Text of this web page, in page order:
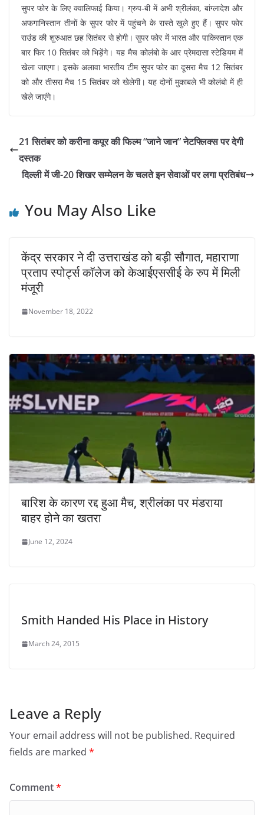
सुपर फोर के लिए क्वालिफाई किया। ग्रुप-बी में अभी श्रीलंका, बांग्लादेश और
अफगानिस्तान तीनों के सुपर फोर में पहुंचने के रास्ते खुले हुए हैं। सुपर फोर
राउंड की शुरुआत छह सितंबर से होगी। सुपर फोर में भारत और पाकिस्तान एक
बार फिर 10 सितंबर को भिड़ेंगे। यह मैच कोलंबो के आर प्रेमदासा स्टेडियम में
खेला जाएगा। इसके अलावा भारतीय टीम सुपर फोर का दूसरा मैच 12 सितंबर
को और तीसरा मैच 15 सितंबर को खेलेगी। यह दोनों मुकाबले भी कोलंबो में ही
खेले जाएंगे।
21 सितंबर को करीना कपूर की फिल्म “जाने जान” नेटफ्लिक्स पर देगी
दस्तक
दिल्ली में जी-20 शिखर सम्मेलन के चलते इन सेवाओं पर लगा प्रतिबंध
You May Also Like
केंद्र सरकार ने दी उत्तराखंड को बड़ी सौगात, महाराणा
प्रताप स्पोर्ट्स कॉलेज को केआईएससीई के रुप में मिली
मंजूरी
November 18, 2022
बारिश के कारण रद्द हुआ मैच, श्रीलंका पर मंडराया
बाहर होने का खतरा
June 12, 2024
Smith Handed His Place in History
March 24, 2015
Leave a Reply
Your email address will not be published. Required
fields are marked *
Comment*